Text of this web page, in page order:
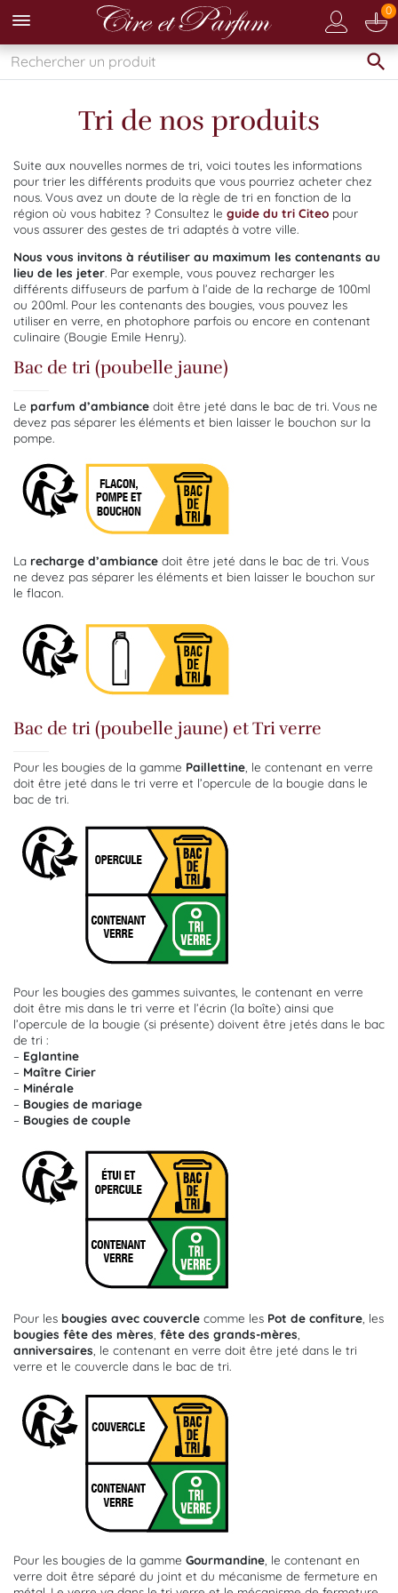
0
Tri de nos produits
Suite aux nouvelles normes de tri, voici toutes les informations
pour trier les différents produits que vous pourriez acheter chez
nous. Vous avez un doute de la règle de tri en fonction de la
région où vous habitez ? Consultez le guide du tri Citeo pour
vous assurer des gestes de tri adaptés à votre ville.
Nous vous invitons à réutiliser au maximum les contenants au
lieu de les jeter. Par exemple, vous pouvez recharger les
différents diffuseurs de parfum à l’aide de la recharge de 100ml
ou 200ml. Pour les contenants des bougies, vous pouvez les
utiliser en verre, en photophore parfois ou encore en contenant
culinaire (Bougie Emile Henry).
Bac de tri (poubelle jaune)
Le parfum d’ambiance doit être jeté dans le bac de tri. Vous ne
devez pas séparer les éléments et bien laisser le bouchon sur la
pompe.
La recharge d’ambiance doit être jeté dans le bac de tri. Vous
ne devez pas séparer les éléments et bien laisser le bouchon sur
le flacon.
Bac de tri (poubelle jaune) et Tri verre
Pour les bougies de la gamme Paillettine , le contenant en verre
doit être jeté dans le tri verre et l’opercule de la bougie dans le
bac de tri.
Pour les bougies des gammes suivantes, le contenant en verre
doit être mis dans le tri verre et l’écrin (la boîte) ainsi que
l’opercule de la bougie (si présente) doivent être jetés dans le bac
de tri :
– Eglantine
– Maître Cirier
– Minérale
– Bougies de mariage
– Bougies de couple
Pour les bougies avec couvercle comme les Pot de confiture , les
bougies fête des mères fête des grands-mères
anniversaires , le contenant en verre doit être jeté dans le tri
verre et le couvercle dans le bac de tri.
Pour les bougies de la gamme Gourmandine, le contenant en
verre doit être séparé du joint et du mécanisme de fermeture en